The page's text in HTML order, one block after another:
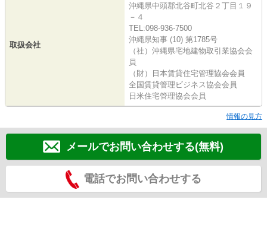
取扱会社
沖縄県中頭郡北谷町北谷２丁目１９
－４
TEL:098-936-7500
沖縄県知事 (10) 第1785号
（社）沖縄県宅地建物取引業協会会
員
（財）日本賃貸住宅管理協会会員
全国賃貸管理ビジネス協会会員
日米住宅管理協会会員
情報の見方
メールでお問い合わせする(無料)
電話でお問い合わせする